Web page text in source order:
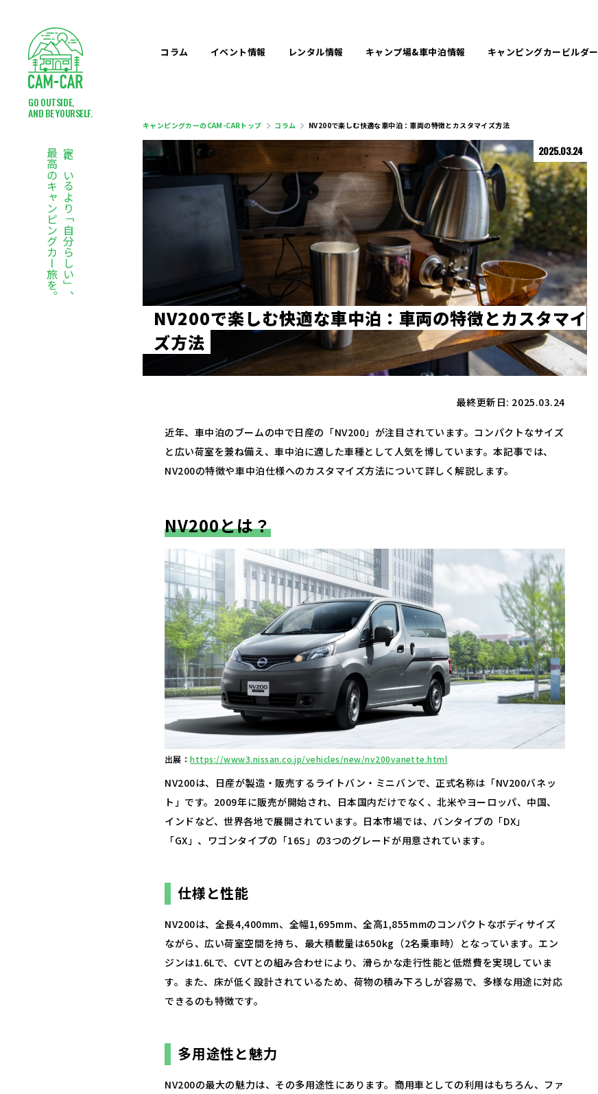
GO OUTSIDE,
AND BE YOURSELF.
家にいるより「自分らしい」、
最高のキャンピングカー旅を。
コラム イベント情報 レンタル情報 キャンプ場&車中泊情報 キャンピングカービルダー
キャンピングカーのCAM-CARトップ コラム NV200で楽しむ快適な車中泊：車両の特徴とカスタマイズ方法
2025.03.24
NV200で楽しむ快適な車中泊 ： 車両の特徴とカスタマイ
ズ方法
最終更新日: 2025.03.24
近年、車中泊のブームの中で日産の「NV200」が注目されています。コンパクトなサイズ
と広い荷室を兼ね備え、車中泊に適した車種として人気を博しています。​本記事では、
NV200の特徴や車中泊仕様へのカスタマイズ方法について詳しく解説します。​
NV200とは？
出展：https://www3.nissan.co.jp/vehicles/new/nv200vanette.html
NV200は、日産が製造・販売するライトバン・ミニバンで、正式名称は「NV200バネッ
ト」です。​2009年に販売が開始され、日本国内だけでなく、北米やヨーロッパ、中国、
インドなど、世界各地で展開されています。​日本市場では、バンタイプの「DX」
「GX」、ワゴンタイプの「16S」の3つのグレードが用意されています。
仕様と性能
NV200は、全長4,400mm、全幅1,695mm、全高1,855mmのコンパクトなボディサイズ
ながら、広い荷室空間を持ち、最大積載量は650kg（2名乗車時）となっています。​エン
ジンは1.6Lで、CVTとの組み合わせにより、滑らかな走行性能と低燃費を実現していま
す。​また、床が低く設計されているため、荷物の積み下ろしが容易で、多様な用途に対応
できるのも特徴です。
多用途性と魅力
NV200の最大の魅力は、その多用途性にあります。​商用車としての利用はもちろん、ファ